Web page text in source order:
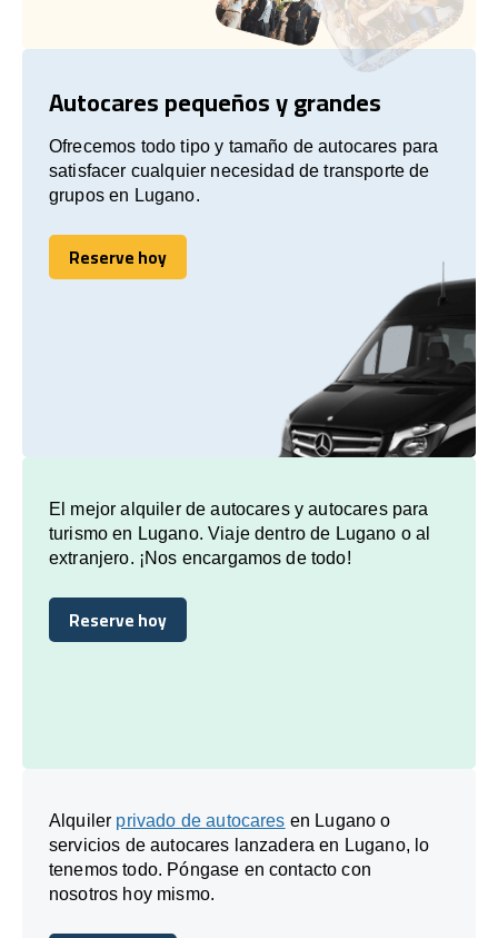
Autocares pequeños y grandes
Ofrecemos todo tipo y tamaño de autocares para
satisfacer cualquier necesidad de transporte de
grupos en Lugano.
Reserve hoy
Reserve hoy
El mejor alquiler de autocares y autocares para
turismo en Lugano. Viaje dentro de Lugano o al
extranjero. ¡Nos encargamos de todo!
Reserve hoy
Reserve hoy
Alquiler privado de autocares en Lugano o
servicios de autocares lanzadera en Lugano, lo
tenemos todo. Póngase en contacto con
nosotros hoy mismo.